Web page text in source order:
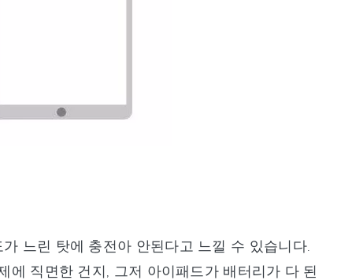
느린 탓에 충전아 안된다고 느낄 수 있습니다.
에 직면한 건지, 그저 아이패드가 배터리가 다 된